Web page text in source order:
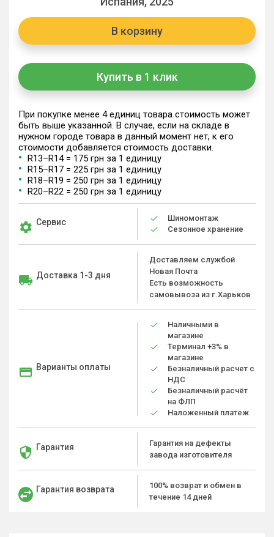
В корзину
Купить в 1 клик
При покупке менее 4 единиц товара стоимость может
быть выше указанной. В случае, если на складе в
нужном городе товара в данный момент нет, к его
стоимости добавляется стоимость доставки.
R13–R14 = 175 грн за 1 единицу
R15–R17 = 225 грн за 1 единицу
R18–R19 = 250 грн за 1 единицу
R20–R22 = 250 грн за 1 единицу
Сервис
Шиномонтаж
Сезонное хранение
Доставка 1-3 дня
Доставляем службой
Новая Почта
Есть возможность
самовывоза из г.Харьков
Варианты оплаты
Наличными в
магазине
Терминал +3% в
магазине
Безналичный расчет с
НДС
Безналичный расчёт
на ФЛП
Наложенный платеж
Гарантия
Гарантия на дефекты
завода изготовителя
Гарантия возврата
100% возврат и обмен в
течение 14 дней